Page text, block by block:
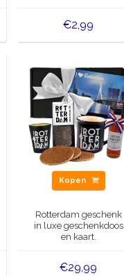
€2,99
Kopen
Rotterdam geschenk
in luxe geschenkdoos
en kaart.
€29,99